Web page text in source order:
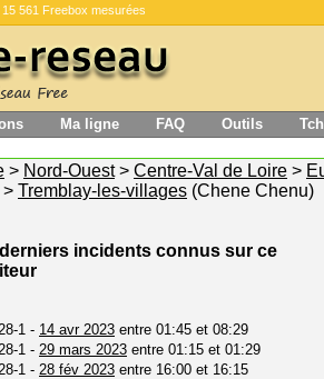
15 561 Freebox mesurées
Ma ligne FAQ Outils
> Nord-Ouest> Centre-Val de Loire >
> Tremblay-les-villages (Chene Chenu)
derniers incidents connus sur ce
1 - 14 avr 2023 entre 01:45 et 08:29
1 - 29 mars 2023 entre 01:15 et 01:29
1 - 28 fév 2023 entre 16:00 et 16:15